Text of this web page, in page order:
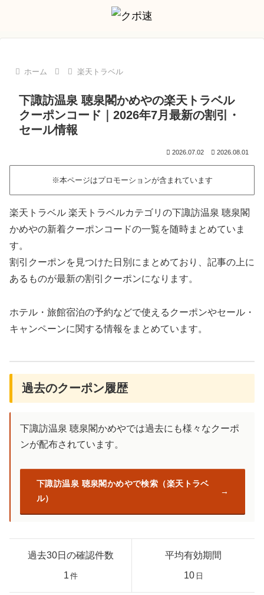
ホーム 楽天トラベル
下諏訪温泉 聴泉閣かめやの楽天トラベル
クーポンコード｜2026年7月最新の割引・
セール情報
2026.07.02 2026.08.01
※本ページはプロモーションが含まれています
楽天トラベル 楽天トラベルカテゴリの下諏訪温泉 聴泉閣
かめやの新着クーポンコードの一覧を随時まとめていま
す。
割引クーポンを見つけた日別にまとめており、記事の上に
あるものが最新の割引クーポンになります。
ホテル・旅館宿泊の予約などで使えるクーポンやセール・
キャンペーンに関する情報をまとめています。
過去のクーポン履歴
下諏訪温泉 聴泉閣かめやでは過去にも様々なクーポ
ンが配布されています。
下諏訪温泉 聴泉閣かめやで検索（楽天トラベ
ル）
過去30日の確認件数
1件
平均有効期間
10 日